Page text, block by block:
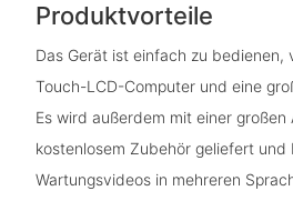
Produktvorteile
Das Gerät ist einfach zu bedienen,
Touch-LCD-Computer und eine
Es wird außerdem mit einer großen
kostenlosem Zubehör geliefert
Wartungsvideos in mehreren